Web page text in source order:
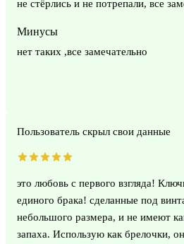
не стёрлись и не потрепали, все
Минусы
нет таких ,все замечательно
Пользователь скрыл свои данные
это любовь с первого взгляда!
единого брака! сделанные под
небольшого размера, и не имеют
запаха. Использую как брелочки,